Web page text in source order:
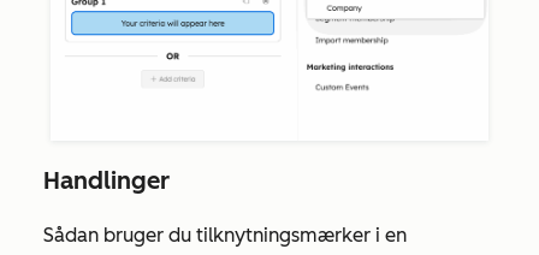
Handlinger
Sådan bruger du tilknytningsmærker i en